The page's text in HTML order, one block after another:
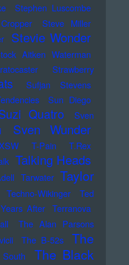
Stephen Luscombe
Steve Miller
Stevie Wonder
Aitken Waterman
Strawberry
Sufjan Stevens
Sun Diego
Quatro
Sven
Sven Wunder
T-Pain
T.Rex
Talking Heads
Tarwater Taylor
Techno-Wikinger
Ted
After Terranova
The Alan Parsons
The B-52s
The
The Black